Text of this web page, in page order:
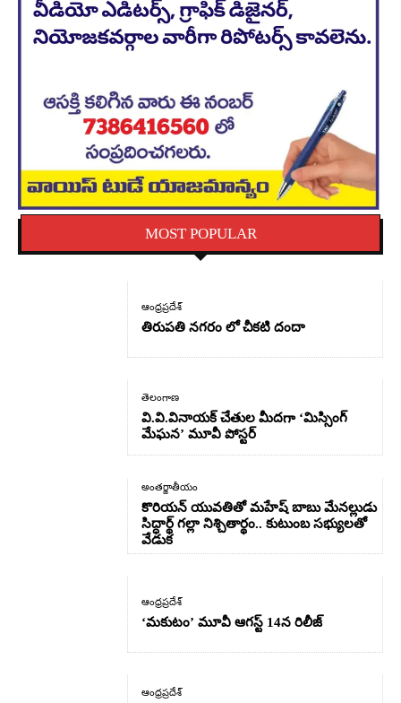
MOST POPULAR
ఆంధ్రప్రదేశ్
తిరుపతి నగరం లో చీకటి దందా
తెలంగాణ
వి.వి.వినాయక్ చేతుల మీదగా ‘మిస్సింగ్
మేఘన’ మూవీ పోస్టర్
అంతర్జాతీయం
కొరియన్ యువతితో మహేష్ బాబు మేనల్లుడు
సిద్ధార్థ్ గల్లా నిశ్చితార్థం.. కుటుంబ సభ్యులతో
వేడుక
ఆంధ్రప్రదేశ్
‘మకుటం’ మూవీ ఆగస్ట్ 14న రిలీజ్
ఆంధ్రప్రదేశ్